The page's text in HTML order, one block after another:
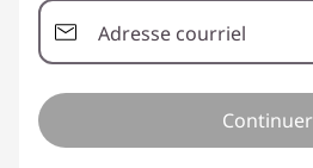
Adresse courriel
Continuer